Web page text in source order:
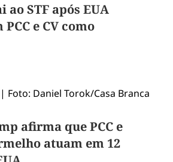
STF após EUA
e CV como
afirma que PCC e
atuam em 12